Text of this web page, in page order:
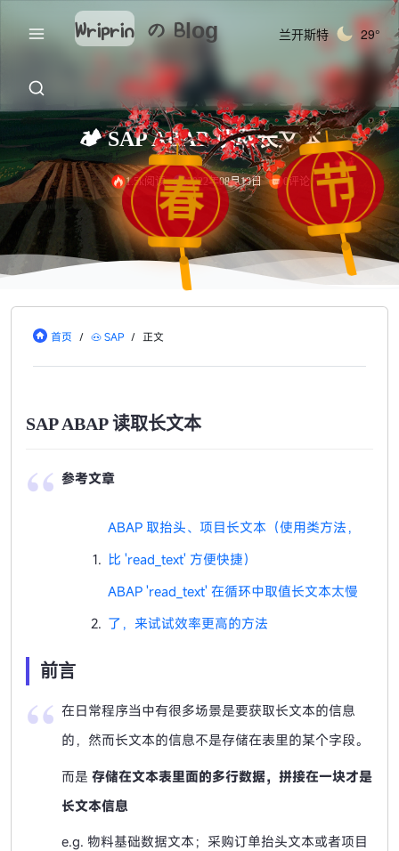
Wriprin の Blog 兰开斯特 29°
🏕️ SAP ABAP 读取长文本
1.5k阅读 2022年08月10日 0评论
首页 / 🐽 SAP / 正文
SAP ABAP 读取长文本
参考文章
ABAP 取抬头、项目长文本（使用类方法，
比 'read_text' 方便快捷）
ABAP 'read_text' 在循环中取值长文本太慢
了，来试试效率更高的方法
前言
在日常程序当中有很多场景是要获取长文本的信息
的，然而长文本的信息不是存储在表里的某个字段。
而是 存储在文本表里面的多行数据，拼接在一块才是
长文本信息
e.g. 物料基础数据文本；采购订单抬头文本或者项目
节
春